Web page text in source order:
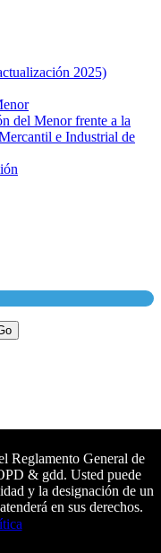
2025)
del Menor frente a la
e Industrial de
Reglamento General de
& gdd. Usted puede
y la designación de un
en sus derechos.